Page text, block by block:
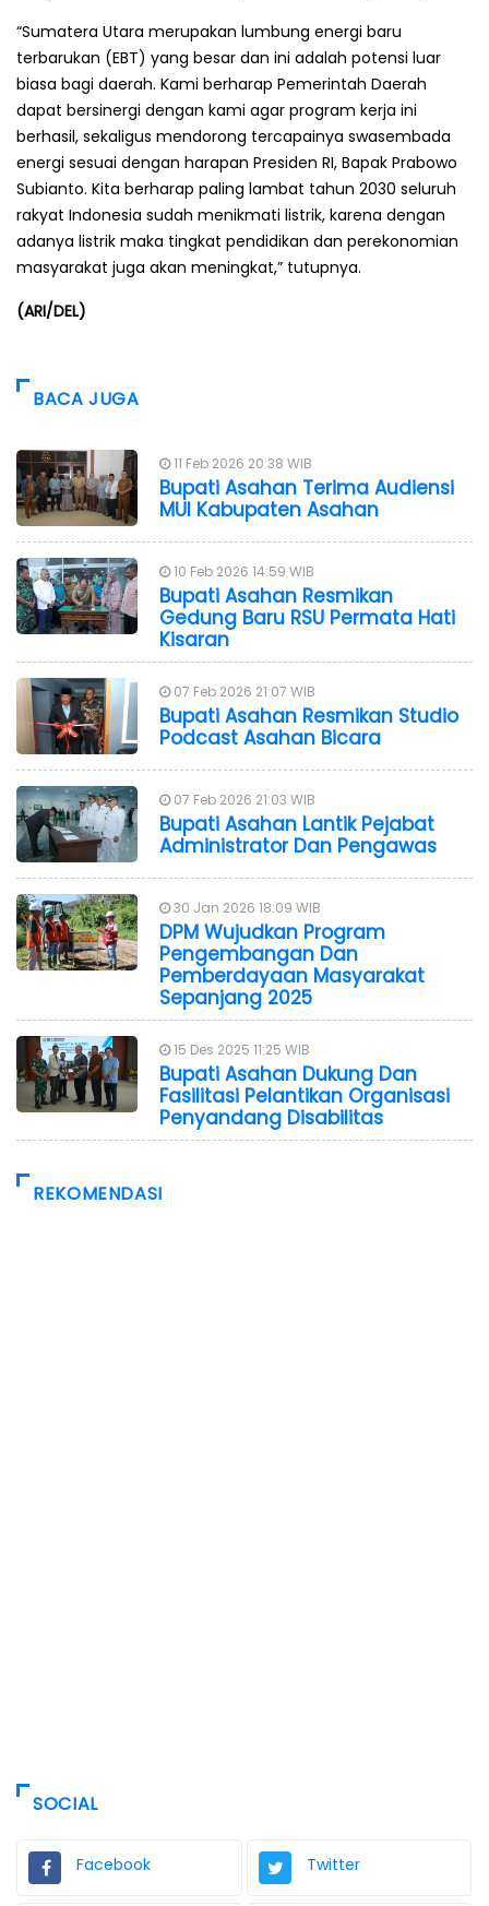
“Sumatera Utara merupakan lumbung energi baru
terbarukan (EBT) yang besar dan ini adalah potensi luar
biasa bagi daerah. Kami berharap Pemerintah Daerah
dapat bersinergi dengan kami agar program kerja ini
berhasil, sekaligus mendorong tercapainya swasembada
energi sesuai dengan harapan Presiden RI, Bapak Prabowo
Subianto. Kita berharap paling lambat tahun 2030 seluruh
rakyat Indonesia sudah menikmati listrik, karena dengan
adanya listrik maka tingkat pendidikan dan perekonomian
masyarakat juga akan meningkat,” tutupnya.
(ARI/DEL)
BACA JUGA
11 Feb 2026 20:38 WIB
Bupati Asahan Terima Audiensi
MUI Kabupaten Asahan
10 Feb 2026 14:59 WIB
Bupati Asahan Resmikan
Gedung Baru RSU Permata Hati
Kisaran
07 Feb 2026 21:07 WIB
Bupati Asahan Resmikan Studio
Podcast Asahan Bicara
07 Feb 2026 21:03 WIB
Bupati Asahan Lantik Pejabat
Administrator Dan Pengawas
30 Jan 2026 18:09 WIB
DPM Wujudkan Program
Pengembangan Dan
Pemberdayaan Masyarakat
Sepanjang 2025
15 Des 2025 11:25 WIB
Bupati Asahan Dukung Dan
Fasilitasi Pelantikan Organisasi
Penyandang Disabilitas
REKOMENDASI
SOCIAL
Facebook Twitter